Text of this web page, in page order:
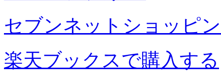
セブンネットショッピ
楽天ブックスで購入する